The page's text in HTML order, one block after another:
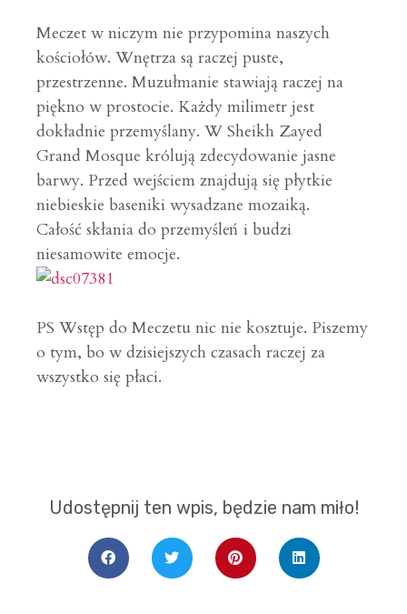
Meczet w niczym nie przypomina naszych
kościołów. Wnętrza są raczej puste,
przestrzenne. Muzułmanie stawiają raczej na
piękno w prostocie. Każdy milimetr jest
dokładnie przemyślany. W Sheikh Zayed
Grand Mosque królują zdecydowanie jasne
barwy. Przed wejściem znajdują się płytkie
niebieskie baseniki wysadzane mozaiką.
Całość skłania do przemyśleń i budzi
niesamowite emocje.
PS Wstęp do Meczetu nic nie kosztuje. Piszemy
o tym, bo w dzisiejszych czasach raczej za
wszystko się płaci.
Udostępnij ten wpis, będzie nam miło!